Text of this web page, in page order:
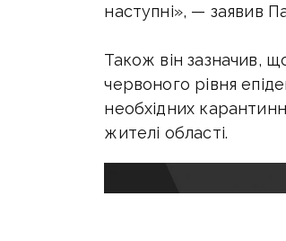
наступні», — заявив
Також він зазначив,
червоного рівня
необхідних
жителі області.